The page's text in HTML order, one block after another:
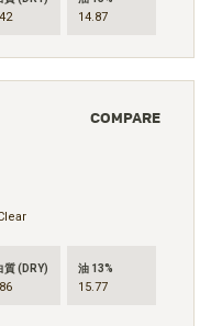
14.87
質 (DRY) 油 13%
15.77
COMPARE